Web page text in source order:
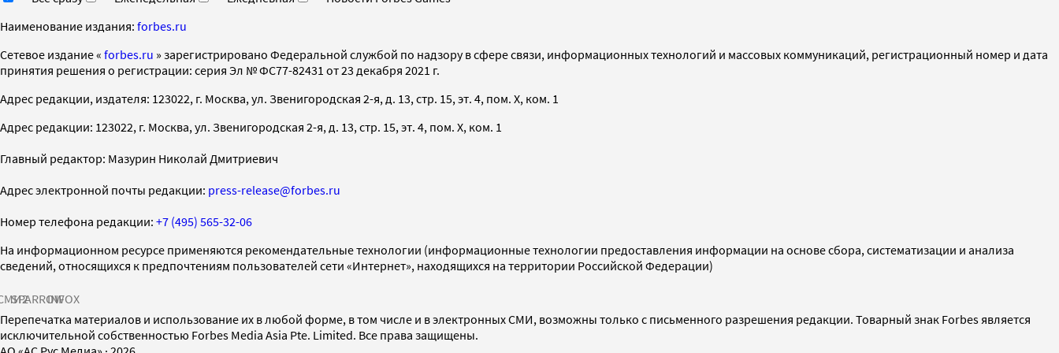
Наименование издания: forbes.ru
Cетевое издание « forbes.ru » зарегистрировано Федеральной службой по надзору в сфере связи, информационных технологий и массовых коммуникаций, регистрационный номер и дата
принятия решения о регистрации: серия Эл № ФС77-82431 от 23 декабря 2021 г.
Адрес редакции, издателя: 123022, г. Москва, ул. Звенигородская 2-я, д. 13, стр. 15, эт. 4, пом. X, ком. 1
Адрес редакции: 123022, г. Москва, ул. Звенигородская 2-я, д. 13, стр. 15, эт. 4, пом. X, ком. 1
Главный редактор: Мазурин Николай Дмитриевич
Адрес электронной почты редакции: press-release@forbes.ru
Номер телефона редакции: +7 (495) 565-32-06
На информационном ресурсе применяются рекомендательные технологии (информационные технологии предоставления информации на основе сбора, систематизации и анализа
сведений, относящихся к предпочтениям пользователей сети «Интернет», находящихся на территории Российской Федерации)
SPARROWINFOX
Перепечатка материалов и использование их в любой форме, в том числе и в электронных СМИ, возможны только с письменного разрешения редакции. Товарный знак Forbes является
исключительной собственностью Forbes Media Asia Pte. Limited. Все права защищены.